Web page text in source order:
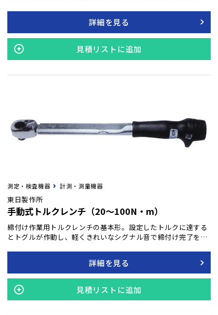
詳細を見る
見積リストに追加
測定・検査機器 計測・測量機器
東日製作所
手動式トルクレンチ（20～100N・m）
締付け作業用トルクレンチの基本形。設定したトルクに達する
とトグルが作動し、軽くきれいなシグナル音で締付け完了を感
詳細を見る
見積リストに追加